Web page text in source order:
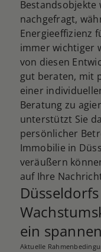
Bestandsobjekte
nachgefragt,
Energieeffizienz
immer wichtiger
von diesen
gut beraten, mit
einer
Beratung zu
unterstützt Sie
persönlicher
Immobilie in
veräußern
auf Ihre
ein
Aktuelle